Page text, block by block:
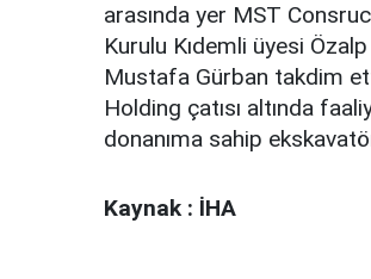
arasında yer MST
Kurulu Kıdemli üyesi
Mustafa Gürban takdim
Holding çatısı altında
donanıma sahip
Kaynak : İHA